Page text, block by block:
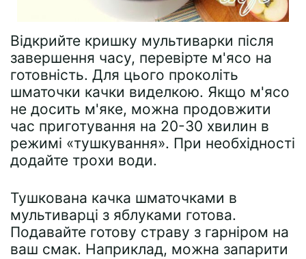
Відкрийте кришку мультиварки після
завершення часу, перевірте м'ясо на
готовність. Для цього проколіть
шматочки качки виделкою. Якщо м'ясо
не досить м'яке, можна продовжити
час приготування на 20-30 хвилин в
режимі «тушкування». При необхідності
додайте трохи води.
Тушкована качка шматочками в
мультиварці з яблуками готова.
Подавайте готову страву з гарніром на
ваш смак. Наприклад, можна запарити